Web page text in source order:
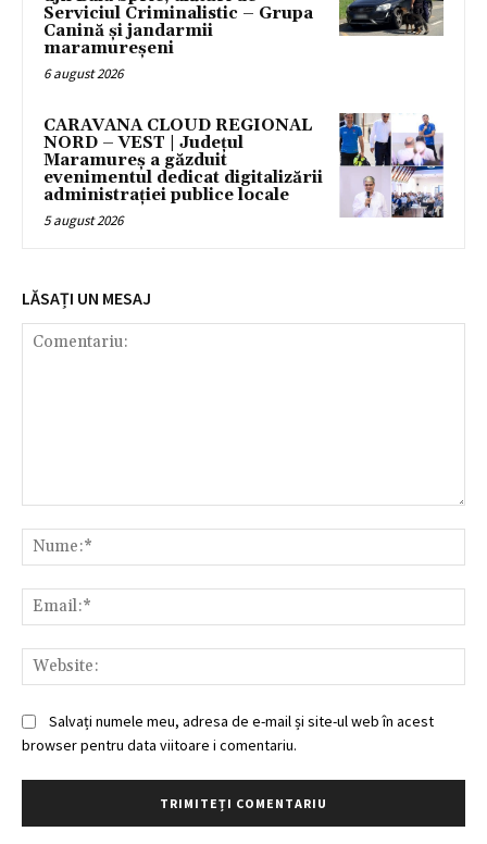
Serviciul Criminalistic – Grupa
Canină și jandarmii
maramureșeni
6 august 2026
CARAVANA CLOUD REGIONAL
NORD – VEST | Județul
Maramureș a găzduit
evenimentul dedicat digitalizării
administrației publice locale
5 august 2026
LĂSAȚI UN MESAJ
Salvați numele meu, adresa de e-mail și site-ul web în acest
browser pentru data viitoare i comentariu.